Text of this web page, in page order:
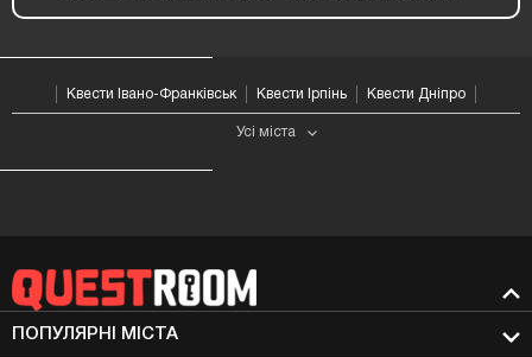
Квести Івано-Франківськ Квести Ірпінь Квести Дніпро
Усі мiста
ПОПУЛЯРНІ МIСТА